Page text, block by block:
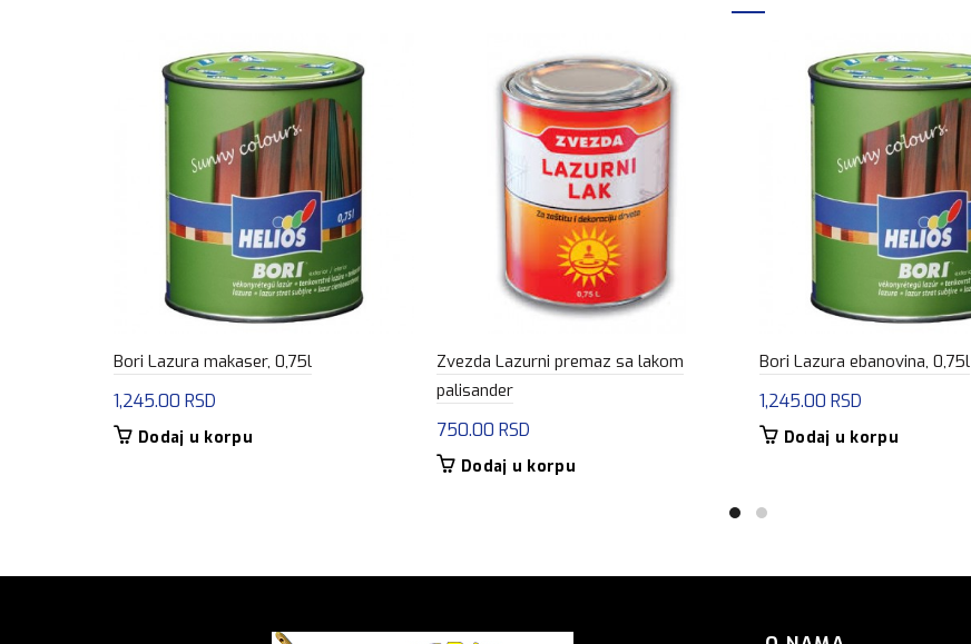
Bori Lazura makaser, 0,75l
1,245.00 RSD
Dodaj u korpu
Zvezda Lazurni premaz sa lakom
palisander
750.00 RSD
Dodaj u korpu
Bori Lazura ebanovina, 0,75l
1,245.00 RSD
Dodaj u korpu